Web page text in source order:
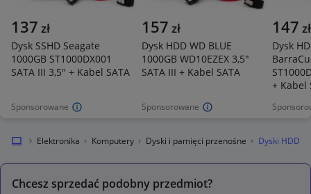
Sponsorowane
137 zł
Dysk SSHD Seagate
1000GB ST1000DX001
SATA III 3,5" + Kabel SATA
Sponsorowane
157 zł
Dysk HDD WD BLUE
1000GB WD10EZEX 3,5"
SATA III + Kabel SATA
147 zł
Dysk
+ Kabel
Elektronika Komputery Dyski i pamięci przenośne Dyski HDD
Chcesz sprzedać podobny przedmiot?